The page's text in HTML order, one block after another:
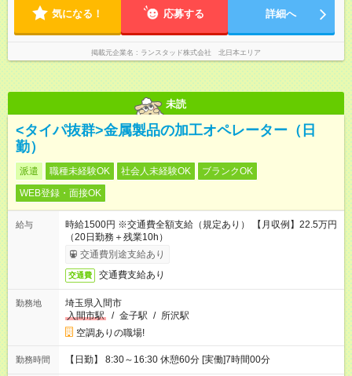
気になる！ 応募する 詳細へ
掲載元企業名 ランスタッド株式会社 北日本エリア
未読
<タイパ抜群>金属製品の加工オペレーター（日
勤）
派遣 職種未経験OK 社会人未経験OK
ブランクOK
WEB登録・面接OK
給与
時給1500円 ※交通費全額支給（規定あり） 【月収例】22.5万円
（20日勤務＋残業10h）
交通費別途支給あり
交通費 交通費支給あり
勤務地
埼玉県入間市
入間市駅
/ 金子駅 / 所沢駅
空調ありの職場!
勤務時間 【日勤】 8:30～16:30 休憩60分 [実働]7時間00分